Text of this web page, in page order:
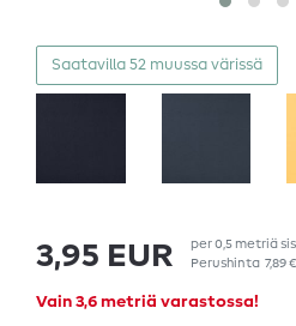
Saatavilla 52 muussa värissä
3,95 EUR per0,5 metriä
Perushinta 7,89
Vain 3,6 metriä varastossa!